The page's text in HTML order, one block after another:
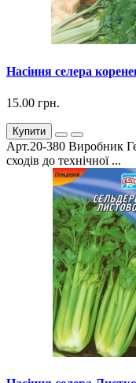
Насіння селера
15.00 грн.
Купити
Арт.20-380 Виробник
сходів до технічної ...